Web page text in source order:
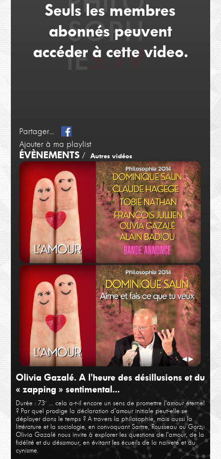
Seuls les membres
abonnés peuvent
accéder à cette video.
Partager...
Ajouter à ma playlist
ÉVÈNEMENTS /Autres vidéos
Divers
Bande annonce
Dominique Salin
◀▶
Olivia Gazalé. A l'heure des désillusions et du
« zapping » sentimental...
Durée : 73´ ... cela a-t-il encore un sens de promettre l'amour éternel
? Par quel prodige la déclaration d'amour initiale peut-elle se
déployer dans le temps ? A travers la philosophie, mais aussi la
littérature et la sociologie, en convoquant Sartre, Rousseau ou Gorz,
Olivia Gazalé nous invite à explorer les questions de l'amour, de la
fidélité et du désamour, en évitant les écueils de la naïveté et du
cynisme.